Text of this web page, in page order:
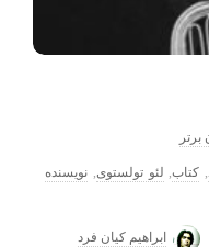
برتر
, کتاب, لئو تولستوی, نویسنده
ابراهیم کیان فرد